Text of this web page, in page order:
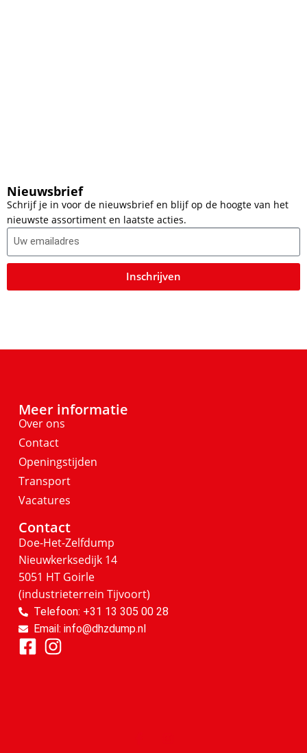
Nieuwsbrief
Schrijf je in voor de nieuwsbrief en blijf op de hoogte van het
nieuwste assortiment en laatste acties.
Inschrijven
Meer informatie
Over ons
Contact
Openingstijden
Transport
Vacatures
Contact
Doe-Het-Zelfdump
Nieuwkerksedijk 14
5051 HT Goirle
(industrieterrein Tijvoort)
Telefoon: +31 13 305 00 28
Email: info@dhzdump.nl